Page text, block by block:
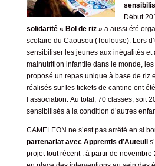
Début
solidarité « Bol de riz » a aussi été
scolaire du Caousou (Toulouse). Lors
sensibiliser les jeunes aux inégalités et
malnutrition infantile dans le monde,
proposé un repas unique à base de riz
réalisés sur les tickets de cantine ont
l’association. Au total, 70 classes, soit
sensibilisés à la condition d’autres
CAMELEON ne s’est pas arrêté en si
partenariat avec Apprentis d’Auteuil
projet tout récent : à partir de